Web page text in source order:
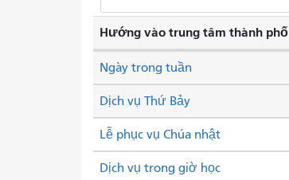
Hướng vào trung tâm thành phố
Dịch vụ Thứ Bảy
Lễ phục vụ Chúa nhật
Ngày trong tuần
Dịch vụ trong giờ học